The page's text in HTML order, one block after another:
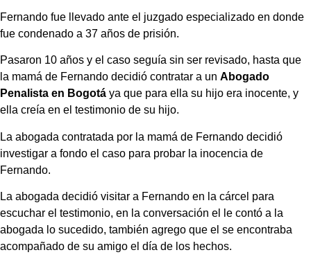
Fernando fue llevado ante el juzgado especializado en donde
fue condenado a 37 años de prisión.
Pasaron 10 años y el caso seguía sin ser revisado, hasta que
la mamá de Fernando decidió contratar a un Abogado
Penalista en Bogotá ya que para ella su hijo era inocente, y
ella creía en el testimonio de su hijo.
La abogada contratada por la mamá de Fernando decidió
investigar a fondo el caso para probar la inocencia de
Fernando.
La abogada decidió visitar a Fernando en la cárcel para
escuchar el testimonio, en la conversación el le contó a la
abogada lo sucedido, también agrego que el se encontraba
acompañado de su amigo el día de los hechos.